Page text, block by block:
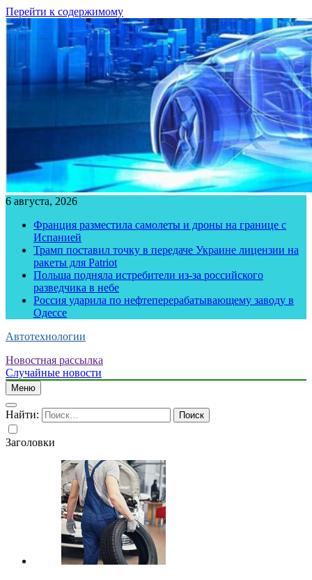
Перейти к содержимому
6 августа, 2026
Франция разместила самолеты и дроны на границе с
Испанией
Трамп поставил точку в передаче Украине лицензии на
ракеты для Patriot
Польша подняла истребители из-за российского
разведчика в небе
Россия ударила по нефтеперерабатывающему заводу в
Одессе
Автотехнологии
Новостная рассылка
Случайные новости
Меню
Найти:
Заголовки